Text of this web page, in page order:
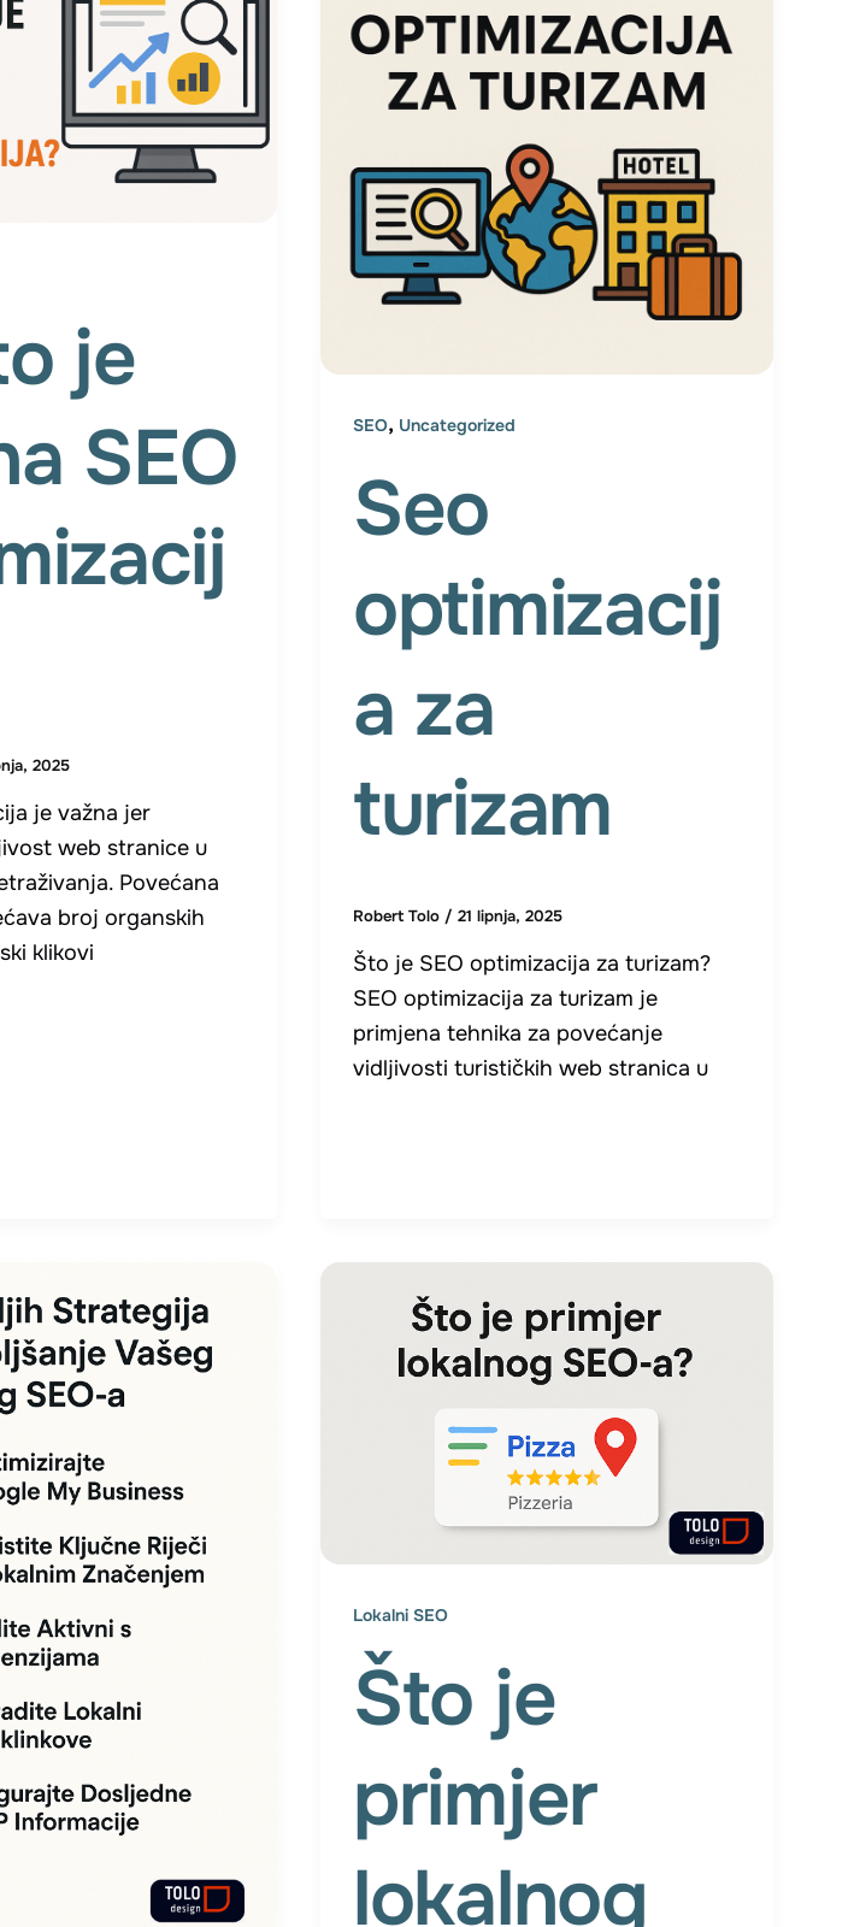
je
SEO
2025
je važna jer
web stranice u
Povećana
broj organskih
klikovi
SEO, Uncategorized
Seo
optimizacij
a za
turizam
Robert Tolo / 21 lipnja, 2025
Što je SEO optimizacija za turizam?
SEO optimizacija za turizam je
primjena tehnika za povećanje
vidljivosti turističkih web stranica u
Lokalni SEO
Što je
primjer
lokalnog